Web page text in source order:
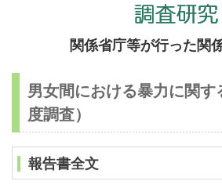
関係省庁等が行った関
男女間における暴力に関す
度調査）
報告書全文